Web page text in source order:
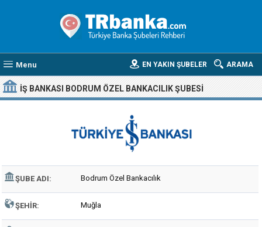
Menu ARAMA
EN YAKIN ŞUBELER
İŞ BANKASI BODRUM ÖZEL BANKACILIK ŞUBESI
ŞUBE ADI: Bodrum Özel Bankacılık
ŞEHIR: Muğla